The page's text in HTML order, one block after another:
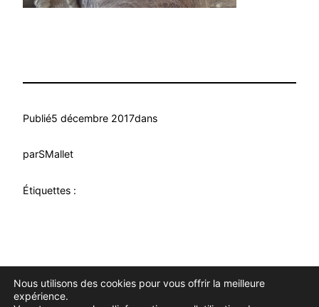
Publié5 décembre 2017dans
parSMallet
Étiquettes :
Douce EvasionFièrement propulsé parWordPress
Nous utilisons des cookies pour vous offrir la meilleure
expérience.